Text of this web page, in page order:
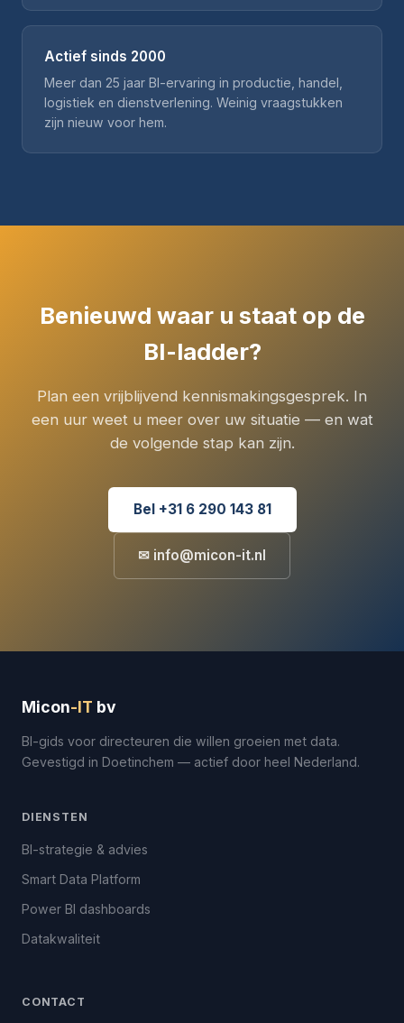
Actief sinds 2000
Meer dan 25 jaar BI-ervaring in productie, handel,
logistiek en dienstverlening. Weinig vraagstukken
zijn nieuw voor hem.
Benieuwd waar u staat op de
BI-ladder?
Plan een vrijblijvend kennismakingsgesprek. In
een uur weet u meer over uw situatie — en wat
de volgende stap kan zijn.
Bel +31 6 290 143 81
✉ info@micon-it.nl
Micon-IT bv
BI-gids voor directeuren die willen groeien met data.
Gevestigd in Doetinchem — actief door heel Nederland.
DIENSTEN
BI-strategie & advies
Smart Data Platform
Power BI dashboards
Datakwaliteit
CONTACT